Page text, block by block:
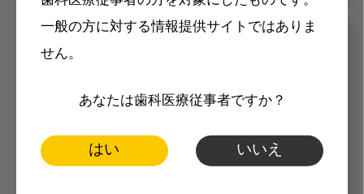
一般の方に対する情報提供サイトではありま
せん。
あなたは歯科医療従事者ですか？
はい いいえ